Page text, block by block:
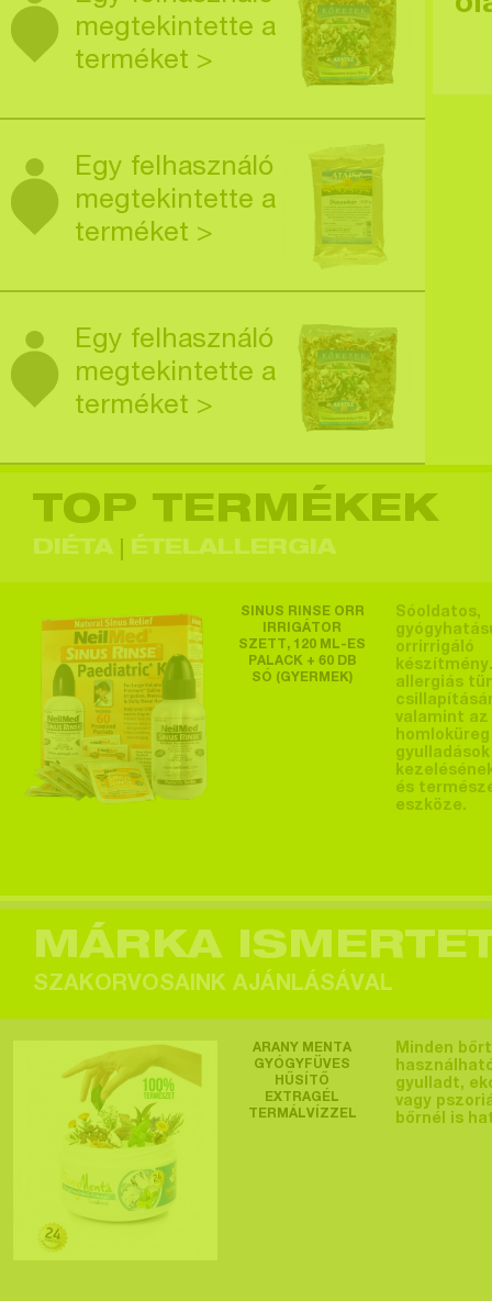
megtekintette a
terméket >
Egy felhasználó
megtekintette a
terméket >
Egy felhasználó
megtekintette a
terméket >
Egy felhasználó
megtekintette a
terméket >
Egy felhasználó
megtekintette a
terméket >
megtekintette a
terméket >
megtekintette a
terméket >
Egy felhasználó
TOP TERMÉKEK
DIÉTA ÉTELALLERGIA
SINUS RINSE ORR
IRRIGÁTOR
SZETT, 120 ML-ES
PALACK + 60 DB
SÓ (GYERMEK)
Sóoldatos,
orrirrigáló
allergiás
valamint az
homloküreg
gyulladások
és
eszköze.
MÁRKA
SZAKORVOSAINK AJÁNLÁSÁVAL
ARANY MENTA
GYÓGYFÜVES
HŰSÍTŐ
EXTRAGÉL
TERMÁLVÍZZEL
Minden
gyulladt,
vagy
bőrnél is